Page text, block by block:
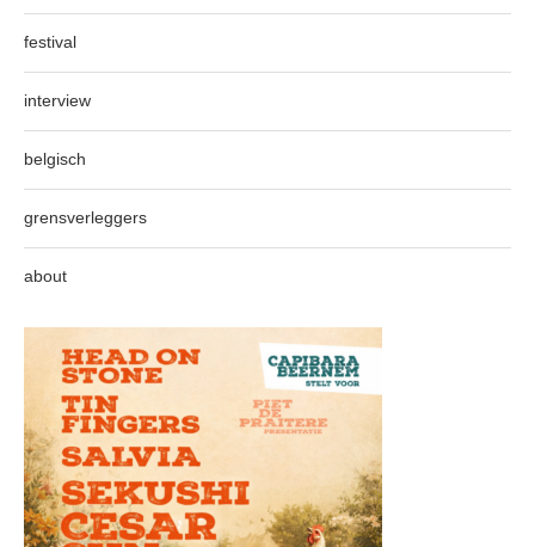
festival
interview
belgisch
grensverleggers
about